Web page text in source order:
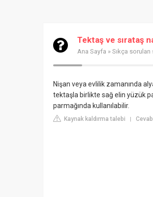
Tektaş ve sırataş
Ana Sayfa » Sıkça sorulan
Nişan veya evlilik zamanında
tektaşla birlikte sağ elin yüzük
parmağında kullanılabilir.
Kaynak kaldırma talebi |